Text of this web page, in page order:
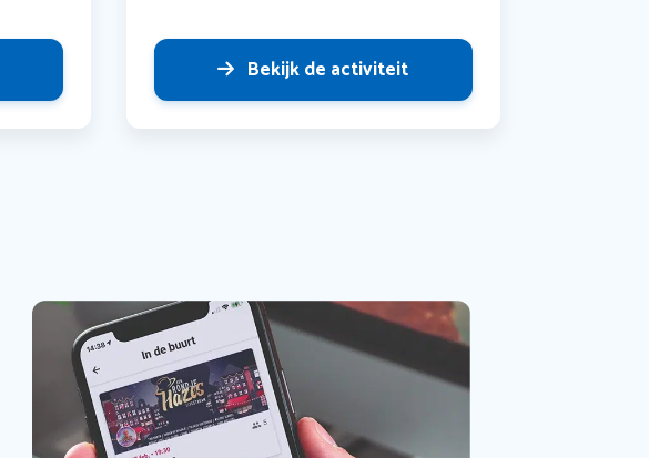
Bekijk de activiteit